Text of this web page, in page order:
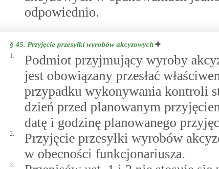
odpowiednio.
§ 45. Przyjęcie przesyłki wyrobów akcyzowych
1.
Podmiot przyjmujący wyroby
jest obowiązany przesłać
przypadku wykonywania kontroli
dzień przed planowanym
datę i godzinę planowanego
2.
Przyjęcie przesyłki wyrobów
w obecności funkcjonariusza.
3.